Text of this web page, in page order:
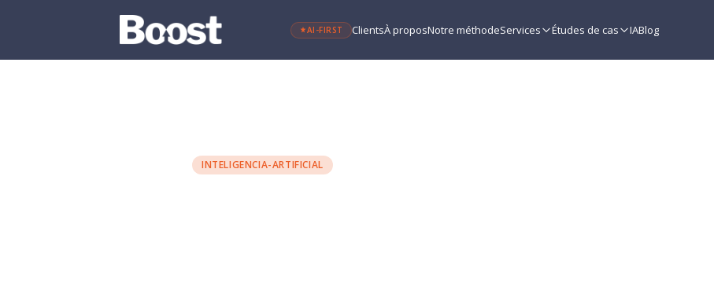
AI-FIRST ClientsÀ proposNotre méthodeServices Études de cas IABlog
INTELIGENCIA-ARTIFICIAL